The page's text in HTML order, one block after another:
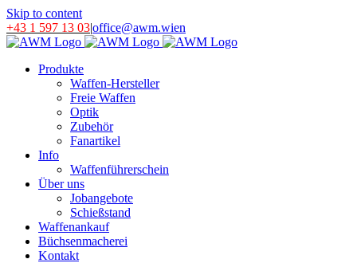
Skip to content
+43 1 597 13 03|office@awm.wien
Produkte
Waffen-Hersteller
Freie Waffen
Optik
Zubehör
Fanartikel
Info
Waffenführerschein
Über uns
Jobangebote
Schießstand
Waffenankauf
Büchsenmacherei
Kontakt